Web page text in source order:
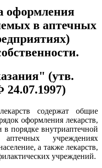
оформления
в аптечных
(утв.
содержат общие
оформления лекарств,
порядке внутриаптечной
учреждениях
а также лекарств,
учреждений.